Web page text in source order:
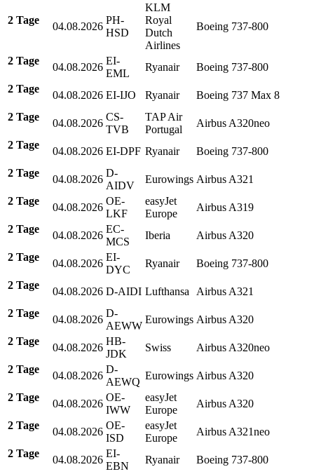
2 Tage
04.08.2026
PH-
HSD
KLM
Royal
Dutch
Airlines
Boeing 737-800
2 Tage
04.08.2026
EI-
EML
Ryanair
Boeing 737-800
2 Tage
04.08.2026 EI-IJO Ryanair
Boeing 737 Max 8
2 Tage
04.08.2026
CS-
TVB
TAP Air
Portugal
Airbus A320neo
2 Tage
04.08.2026 EI-DPF Ryanair
Boeing 737-800
2 Tage
04.08.2026
D-
AIDV
Eurowings Airbus A321
2 Tage
04.08.2026
OE-
LKF
easyJet
Europe
Airbus A319
2 Tage
04.08.2026
EC-
MCS
Iberia
Airbus A320
2 Tage
04.08.2026
EI-
DYC
Ryanair
Boeing 737-800
2 Tage
04.08.2026 D-AIDI Lufthansa
Airbus A321
2 Tage
04.08.2026
D-
AEWW
Eurowings Airbus A320
2 Tage
04.08.2026
HB-
JDK
Swiss
Airbus A320neo
2 Tage
04.08.2026
D-
AEWQ
Eurowings Airbus A320
2 Tage
04.08.2026
OE-
IWW
easyJet
Europe
Airbus A320
2 Tage
04.08.2026
OE-
ISD
easyJet
Europe
Airbus A321neo
2 Tage
04.08.2026
EI-
EBN
Ryanair
Boeing 737-800